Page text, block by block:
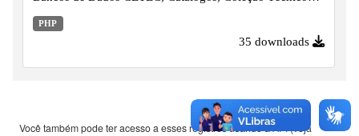
Padre Anchieta, Dissertações, FEPESP, FETEPS,
Hemeroteca, Legislação, Lives, <asterclass e Vídeos
PHP
35 downloads
Você também pode ter acesso a esses registros usando aAPI
(veja